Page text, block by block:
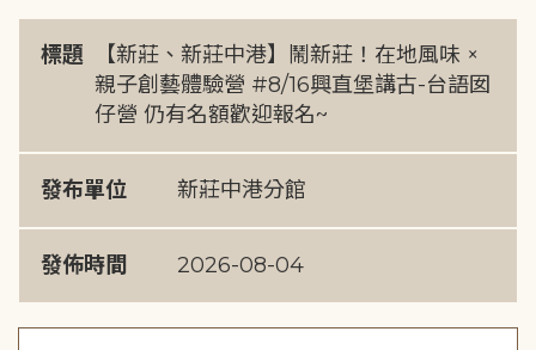
標題
【新莊、新莊中港】鬧新莊！在地風味 ×
親子創藝體驗營 #8/16興直堡講古-台語囡
仔營 仍有名額歡迎報名~
發布單位 新莊中港分館
發佈時間 2026-08-04